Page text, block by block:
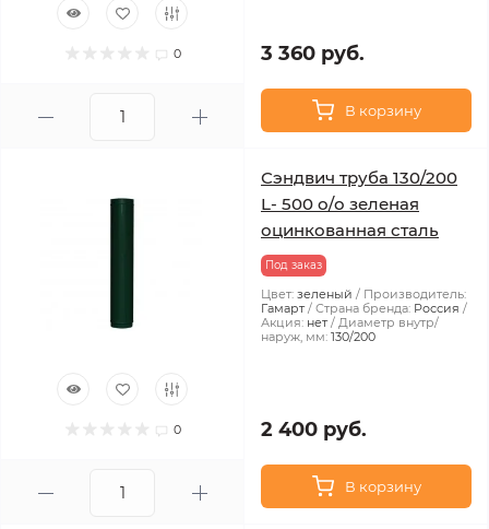
0 3 360 руб.
В корзину
0
Сэндвич труба 130/200
L- 500 о/о зеленая
оцинкованная сталь
Под заказ
Цвет: зеленый
Производитель:
Гамарт
Страна бренда: Россия
Акция: нет
Диаметр внутр/
наруж, мм: 130/200
2 400 руб.
В корзину